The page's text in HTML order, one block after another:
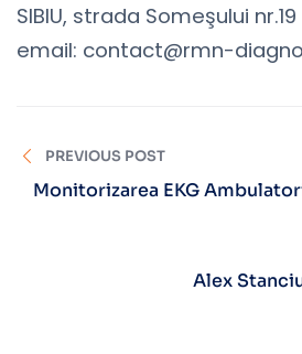
SIBIU, strada Someşului nr.19
email: contact@rmn-
PREVIOUS POST
Monitorizarea EKG
Alex